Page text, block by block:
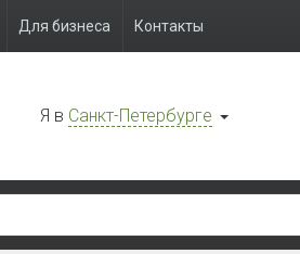
Для бизнеса Контакты
Я в Санкт-Петербурге